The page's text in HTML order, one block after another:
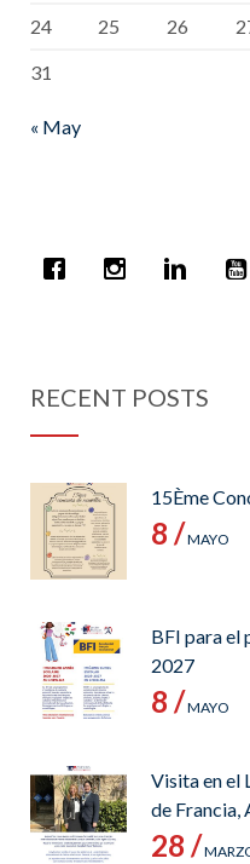
24 25 26
31
« May
RECENT POSTS
15Ème
8 /MAYO
BFI para el
2027
8 /MAYO
Visita en el
de Francia,
28 /